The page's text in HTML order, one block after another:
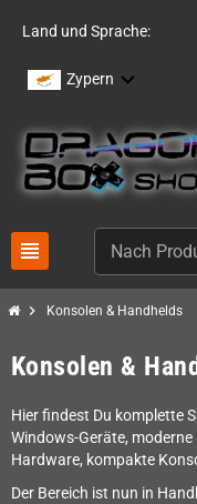
Land und Sprache:
Zypern
view_headline
chevron_right Konsolen & Handhelds
Konsolen &
Hier findest Du komplette
Windows-Geräte,
Hardware, kompakte
Der Bereich ist nun in